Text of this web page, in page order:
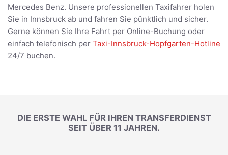
Mercedes Benz. Unsere professionellen Taxifahrer holen
Sie in Innsbruck ab und fahren Sie pünktlich und sicher.
Gerne können Sie Ihre Fahrt per Online-Buchung oder
einfach telefonisch per Taxi-Innsbruck-Hopfgarten-Hotline
24/7 buchen.
DIE ERSTE WAHL FÜR IHREN TRANSFERDIENST
SEIT ÜBER 11 JAHREN.